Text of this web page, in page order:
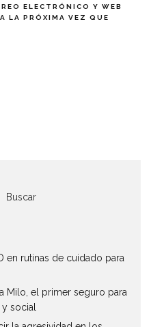
ELECTRÓNICO Y WEB
LA PRÓXIMA VEZ QUE
Buscar
en rutinas de cuidado para
Milo, el primer seguro para
social